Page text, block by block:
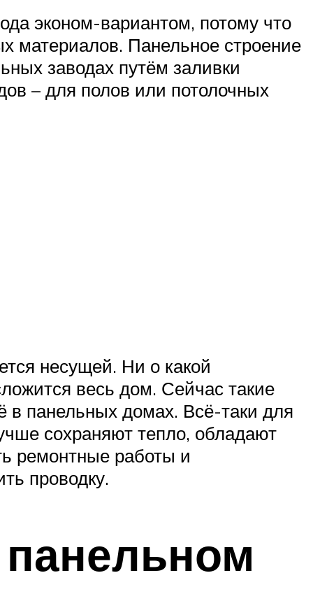
эконом-вариантом, потому что
материалов. Панельное строение
заводах путём заливки
– для полов или потолочных
несущей. Ни о какой
весь дом. Сейчас такие
в панельных домах. Всё-таки для
сохраняют тепло, обладают
ремонтные работы и
проводку.